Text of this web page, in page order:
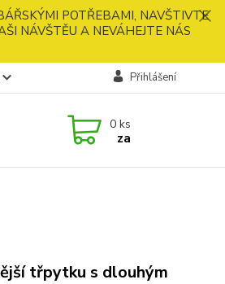
POTŘEBAMI, NAVŠTIVTE
NÁVŠTĚU A NEVÁHEJTE NÁS
Přihlášení
0 ks
za
třpytku s dlouhým